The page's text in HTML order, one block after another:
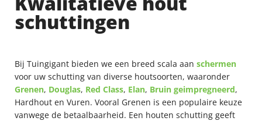
schuttingen
Bij Tuingigant bieden we een breed scala aan schermen
voor uw schutting van diverse houtsoorten, waaronder
Grenen, Douglas, Red Class, Elan, Bruin geimpregneerd,
Hardhout en Vuren. Vooral Grenen is een populaire keuze
vanwege de betaalbaarheid. Een houten schutting geeft